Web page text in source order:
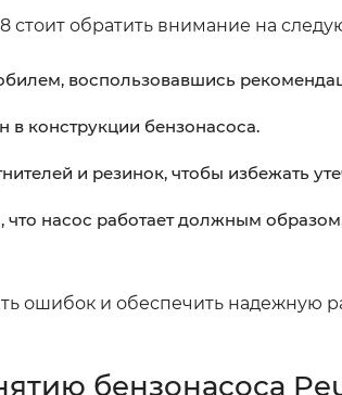
стоит обратить внимание на
воспользовавшись
в конструкции бензонасоса.
и резинок, чтобы избежать
что насос работает должным
ошибок и обеспечить надежную
бензонасоса